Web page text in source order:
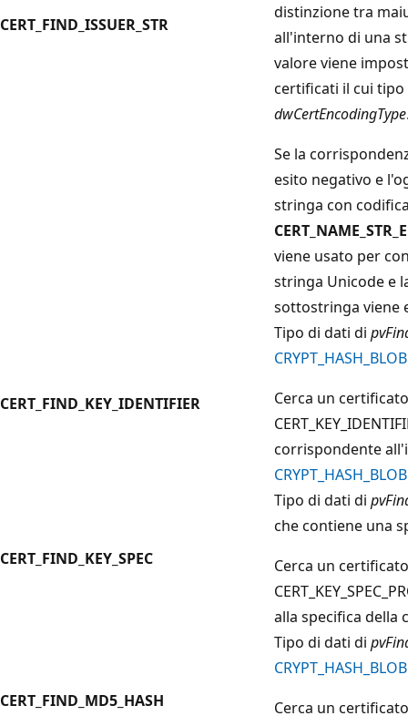
CERT_FIND_ISSUER_STR
distinzione tra
all'interno di una
valore viene
certificati il cui
dwCertEncodingType
Se la
esito negativo e
stringa con
viene usato per
stringa Unicode e
sottostringa viene
CERT_FIND_KEY_IDENTIFIER
Tipo di dati di
CRYPT_HASH_BLOB
Cerca un
corrispondente
CRYPT_HASH_BLOB
CERT_FIND_KEY_SPEC
Tipo di dati di
che contiene una
Cerca un
alla specifica della
CERT_FIND_MD5_HASH
Tipo di dati di
CRYPT_HASH_BLOB
Cerca un